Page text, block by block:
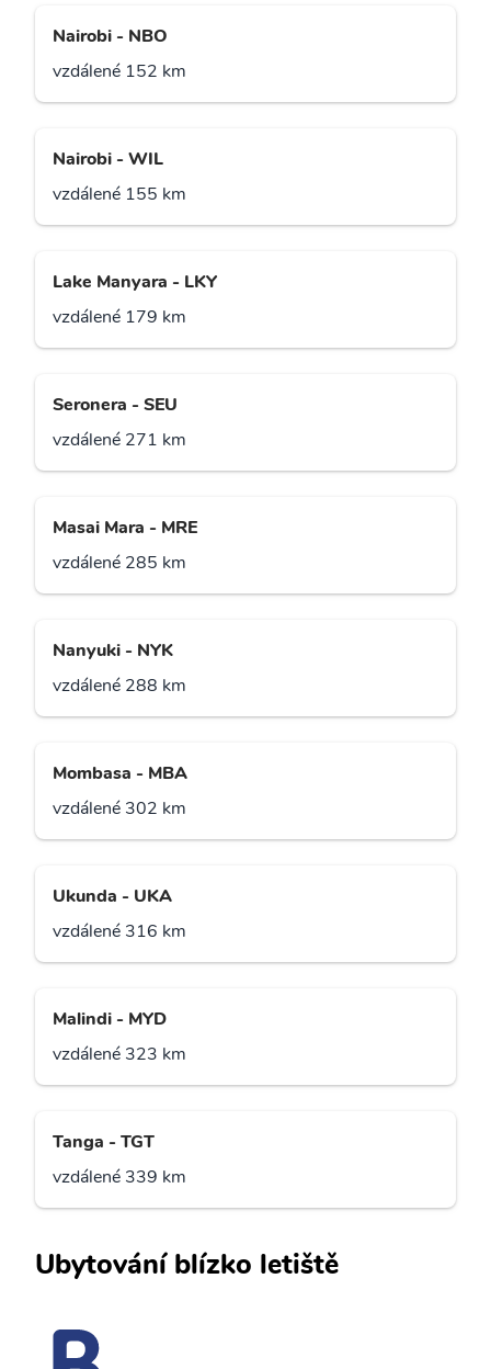
Nairobi - NBO
vzdálené 152 km
Nairobi - WIL
vzdálené 155 km
Lake Manyara - LKY
vzdálené 179 km
Seronera - SEU
vzdálené 271 km
Masai Mara - MRE
vzdálené 285 km
Nanyuki - NYK
vzdálené 288 km
Mombasa - MBA
vzdálené 302 km
Ukunda - UKA
vzdálené 316 km
Malindi - MYD
vzdálené 323 km
Tanga - TGT
vzdálené 339 km
Ubytování blízko letiště